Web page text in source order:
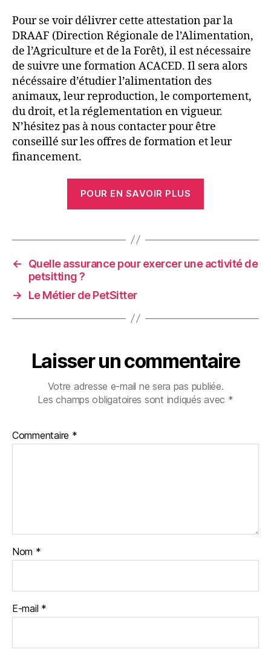
Pour se voir délivrer cette attestation par la
DRAAF (Direction Régionale de l’Alimentation,
de l’Agriculture et de la Forêt), il est nécessaire
de suivre une formation ACACED. Il sera alors
nécéssaire d’étudier l’alimentation des
animaux, leur reproduction, le comportement,
du droit, et la réglementation en vigueur.
N’hésitez pas à nous contacter pour être
conseillé sur les offres de formation et leur
financement.
POUR EN SAVOIR PLUS
←
Quelle assurance pour exercer une activité de
petsitting ?
→
Le Métier de PetSitter
Laisser un commentaire
Votre adresse e-mail ne sera pas publiée.
Les champs obligatoires sont indiqués avec *
Commentaire *
Nom *
E-mail *